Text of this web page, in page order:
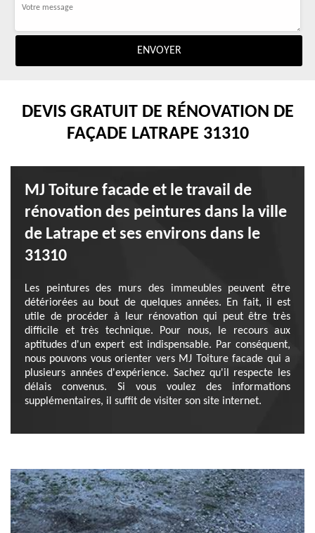
DEVIS GRATUIT DE RÉNOVATION DE
FAÇADE LATRAPE 31310
MJ Toiture facade et le travail de
rénovation des peintures dans la ville
de Latrape et ses environs dans le
31310
Les peintures des murs des immeubles peuvent être
détériorées au bout de quelques années. En fait, il est
utile de procéder à leur rénovation qui peut être très
difficile et très technique. Pour nous, le recours aux
aptitudes d'un expert est indispensable. Par conséquent,
nous pouvons vous orienter vers MJ Toiture facade qui a
plusieurs années d'expérience. Sachez qu'il respecte les
délais convenus. Si vous voulez des informations
supplémentaires, il suffit de visiter son site internet.